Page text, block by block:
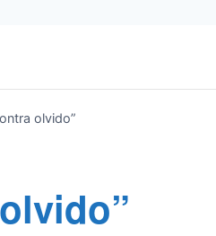
olvido”